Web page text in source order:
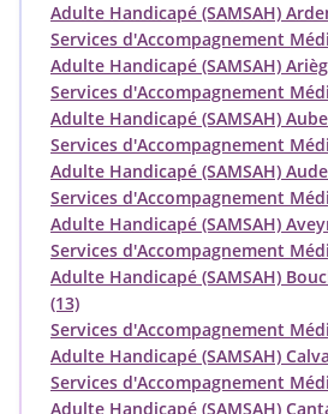
Adulte Handicapé (SAMSAH)
Services d'Accompagnement
Adulte Handicapé (SAMSAH)
Services d'Accompagnement
Adulte Handicapé (SAMSAH)
Services d'Accompagnement
Adulte Handicapé (SAMSAH)
Services d'Accompagnement
Adulte Handicapé (SAMSAH)
Services d'Accompagnement
Adulte Handicapé (SAMSAH)
(13)
Services d'Accompagnement
Adulte Handicapé (SAMSAH)
Services d'Accompagnement
Adulte Handicapé (SAMSAH)